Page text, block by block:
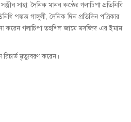
সাহা, দৈনিক মানব কন্ঠের গলাচিপা প্রতিনিধি
পঙ্কজ গাঙ্গুলী, দৈনিক দিন প্রতিদিন পত্রিকার
করেন গলাচিপা তহশিল জামে মসজিদ এর ইমাম
মৃত্যুবরণ করেন।